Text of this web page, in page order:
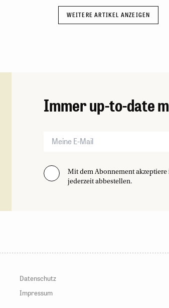
Immer up-to-date
Mit dem Abonnement
jederzeit abbestellen.
Datenschutz
Impressum